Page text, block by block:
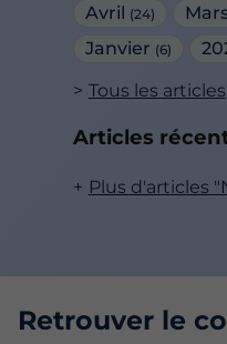
Avril (24)
Janvier (6)
Tous les articles
Articles
Plus d'articles
Retrouver le